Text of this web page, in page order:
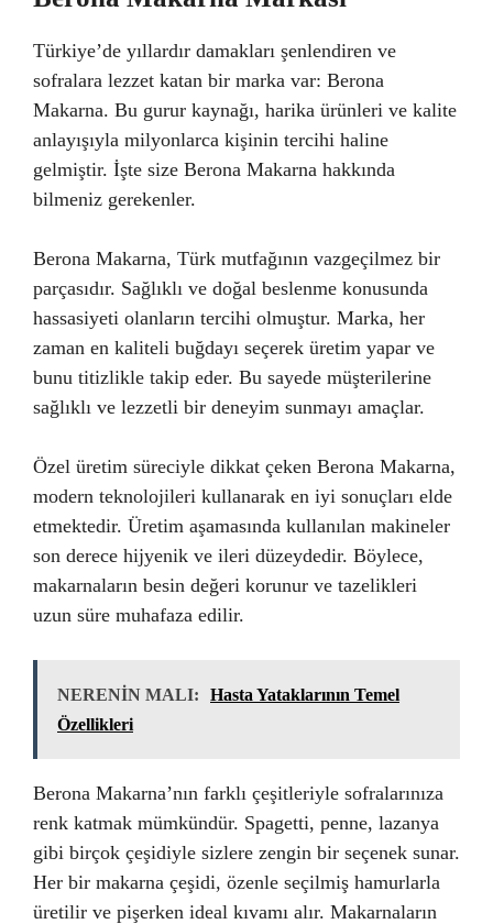
Türkiye’de yıllardır damakları şenlendiren ve
sofralara lezzet katan bir marka var: Berona
Makarna. Bu gurur kaynağı, harika ürünleri ve kalite
anlayışıyla milyonlarca kişinin tercihi haline
gelmiştir. İşte size Berona Makarna hakkında
bilmeniz gerekenler.
Berona Makarna, Türk mutfağının vazgeçilmez bir
parçasıdır. Sağlıklı ve doğal beslenme konusunda
hassasiyeti olanların tercihi olmuştur. Marka, her
zaman en kaliteli buğdayı seçerek üretim yapar ve
bunu titizlikle takip eder. Bu sayede müşterilerine
sağlıklı ve lezzetli bir deneyim sunmayı amaçlar.
Özel üretim süreciyle dikkat çeken Berona Makarna,
modern teknolojileri kullanarak en iyi sonuçları elde
etmektedir. Üretim aşamasında kullanılan makineler
son derece hijyenik ve ileri düzeydedir. Böylece,
makarnaların besin değeri korunur ve tazelikleri
uzun süre muhafaza edilir.
NERENİN MALI:
Hasta Yataklarının Temel
Özellikleri
Berona Makarna’nın farklı çeşitleriyle sofralarınıza
renk katmak mümkündür. Spagetti, penne, lazanya
gibi birçok çeşidiyle sizlere zengin bir seçenek sunar.
Her bir makarna çeşidi, özenle seçilmiş hamurlarla
üretilir ve pişerken ideal kıvamı alır. Makarnaların